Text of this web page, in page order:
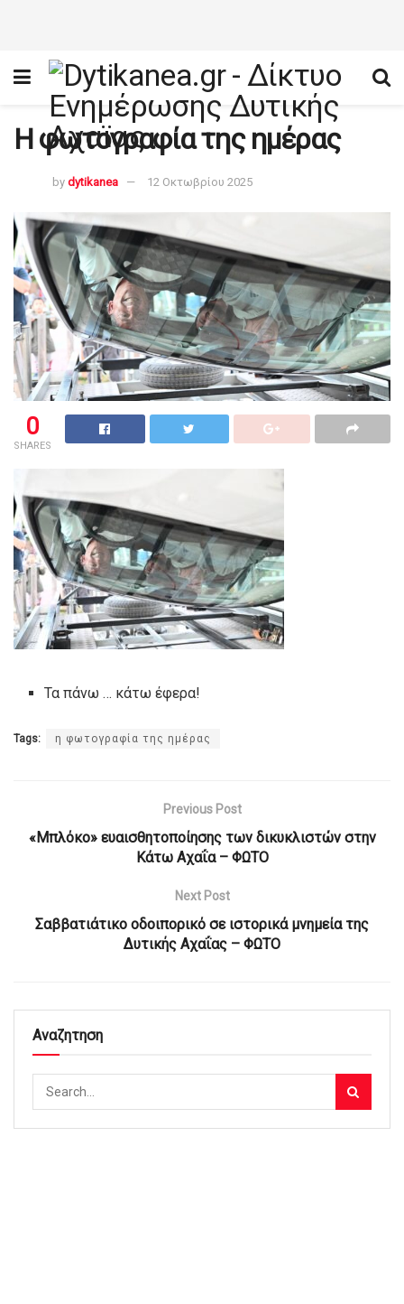
Η φωτογραφία της ημέρας
by dytikanea 12 Οκτωβρίου 2025
0
SHARES
Τα πάνω … κάτω έφερα!
Tags: η φωτογραφία της ημέρας
Previous Post
«Μπλόκο» ευαισθητοποίησης των δικυκλιστών στην
Κάτω Αχαΐα – ΦΩΤΟ
Next Post
Σαββατιάτικο οδοιπορικό σε ιστορικά μνημεία της
Δυτικής Αχαΐας – ΦΩΤΟ
Αναζητηση